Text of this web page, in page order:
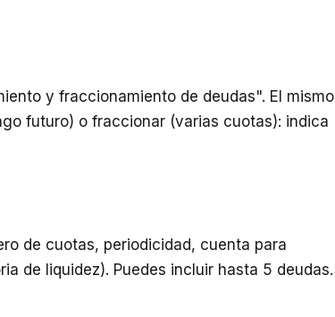
y fraccionamiento de deudas". El mismo
futuro) o fraccionar (varias cuotas): indica
de cuotas, periodicidad, cuenta para
de liquidez). Puedes incluir hasta 5 deudas.